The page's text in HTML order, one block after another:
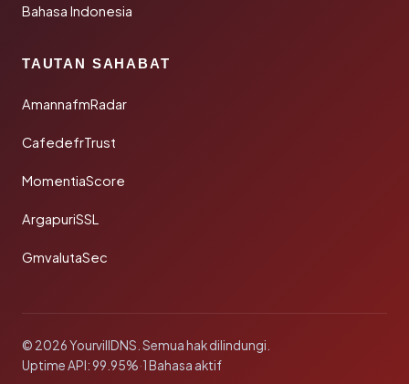
Bahasa Indonesia
TAUTAN SAHABAT
AmannafmRadar
CafedefrTrust
MomentiaScore
ArgapuriSSL
GmvalutaSec
© 2026 YourvillDNS. Semua hak dilindungi.
Uptime API: 99.95%·1 Bahasa aktif